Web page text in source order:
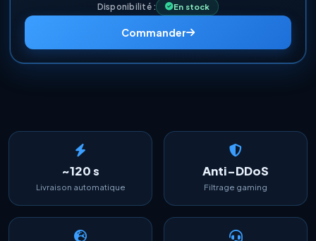
Disponibilité : En stock
Commander
~120 s
Livraison automatique
Anti-DDoS
Filtrage gaming